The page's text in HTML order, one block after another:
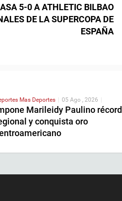
5-0 A ATHLETIC BILBAO
DE LA SUPERCOPA DE
ESPAÑA
Mas Deportes | 05 Ago , 2026 |
Marileidy Paulino récord
y conquista oro